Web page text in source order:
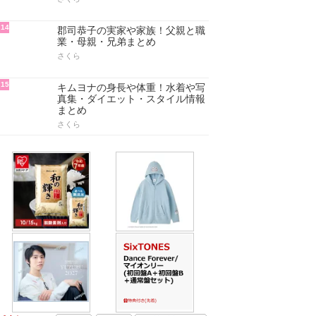
14
郡司恭子の実家や家族！父親と職
業・母親・兄弟まとめ
さくら
15
キムヨナの身長や体重！水着や写
真集・ダイエット・スタイル情報
まとめ
さくら